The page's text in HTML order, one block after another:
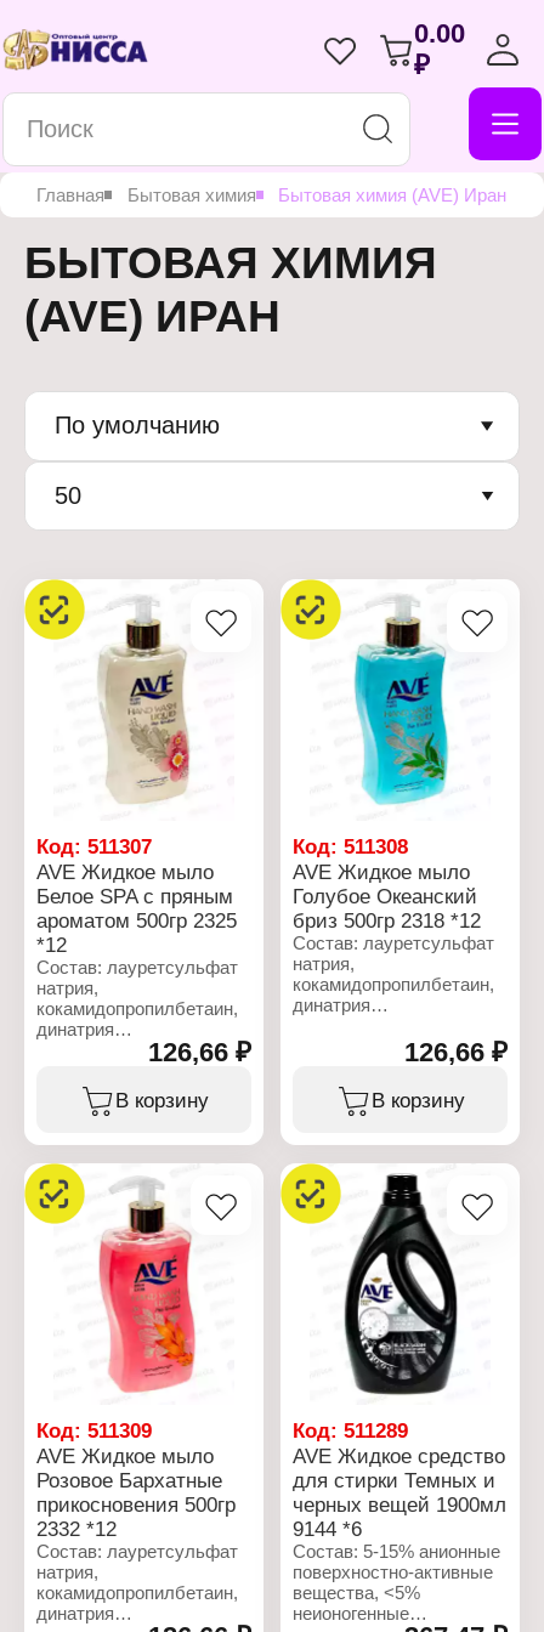
0.00
₽
Главная Бытовая химия Бытовая химия (AVE) Иран
БЫТОВАЯ ХИМИЯ
(AVE) ИРАН
По умолчанию
50
Код: 511307
AVE Жидкое мыло
Белое SPA с пряным
ароматом 500гр 2325
*12
Состав: лауретсульфат
натрия,
кокамидопропилбетаин,
динатрия
лауретсульфосукцинат,
лаурилсульфат натрия,
лаурилглюкозид,
кокамид ДЭА, отдушка,
гликольстеарат,
комплекс
метилизотиазолинона и
метилхлоризотиазолинона
поликватерниум-7,
дистеарат гликоля,
ЭДТА, динатриевая
соль, хлорид натрия,
моногидрат лимонной
кислоты,
деионизированная вода.
Характеристики:
Бренд: AVE
Тип товара: Мыло
жидкое
Аромат: пряный
Объем: 500 мл
126,66 ₽
В корзину
Код:511308
AVE Жидкое мыло
Голубое Океанский
бриз 500гр 2318 *12
Состав: лауретсульфат
натрия,
кокамидопропилбетаин,
динатрия
лаурилсульфат натрия,
поликватерниум-7,
лаурилглюкозид,
лактат натрия, дистеарат
гликоля, ПЭГ-7
глицерилкокоат,
пантенол, стеарат
гликоля, смесь
метилхлоризотиазолинона
и метилизотиазолинона,
динатриевая ЭДТА,
синий краситель
C142090, желтый
краситель C119140,
хлорид натрия, лимонная
кислота,
Характеристики:
Бренд: AVE
Тип товара: Мыло
жидкое
Название: "Океанский
бриз"
Действие: смягчение
Активные компоненты:
витамин В5
126,66 ₽
В корзину
Код: 511309
AVE Жидкое мыло
Розовое Бархатные
прикосновения 500гр
2332 *12
Состав: лауретсульфат
натрия,
кокамидопропилбетаин,
динатрия
Код:511289
AVE Жидкое средство
для стирки Темных и
черных вещей 1900мл
9144 *6
Состав: 5-15% анионные
поверхностно-активные
вещества, <5%
неионогенные